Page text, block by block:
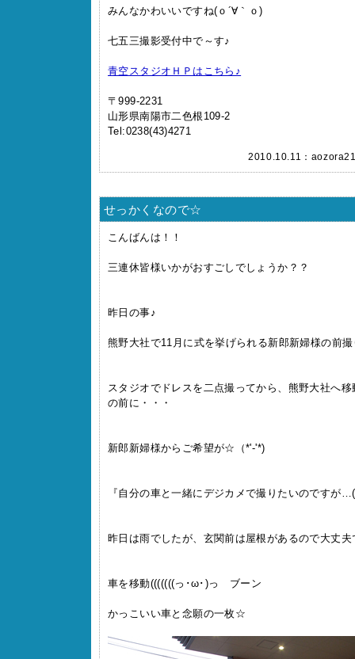
みんなかわいいですね(ｏ´∀｀ｏ)
七五三撮影受付中で～す♪
青空スタジオＨＰはこちら♪
〒999-2231
山形県南陽市二色根109-2
Tel:0238(43)4271
2010.10.11：
せっかくなので☆
こんばんは！！
三連休皆様いかがおすごしでしょうか？？
昨日の事♪
熊野大社で11月に式を挙げられる新郎新婦様の前
スタジオでドレスを二点撮ってから、熊野大社へ
の前に・・・
新郎新婦様からご希望が☆（*'‐'*)
『自分の車と一緒にデジカメで撮りたいのですが
昨日は雨でしたが、玄関前は屋根があるので大丈夫
車を移動(((((((っ･ω･)っ ブーン
かっこいい車と念願の一枚☆